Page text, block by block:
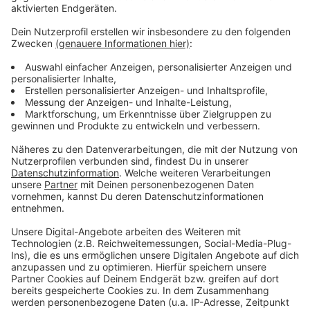
Der November hats in sich. Es ist kalt, dunkel und alles,
was wir übers Jahr aufgeschoben haben, wartet auf
uns. Wie sollen wir mit diesen Dingen nur umgehen? Am
besten mit Fachwissen und Humor. Dr. Leon
Windscheid ist Psychologe, Podcaster und
Entertainer. Im Fernsehen erklärt er uns in Formaten
Bühnenprogramm "Alles perfekt"nimmt er uns die
Sorge, immer perfekt sein zu müssen. Im Januar hat er
uns schon Starthilfe fürs Jahr im Radio gegeben. Nun,
im November, gibt er uns Tipps, wie wir mit den ganz
Anzeige